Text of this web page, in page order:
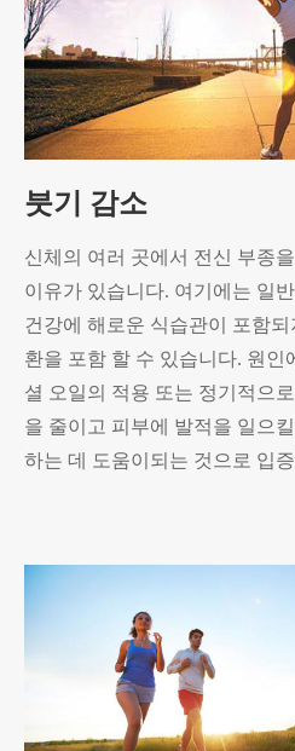
붓기 감소
신체의 여러 곳에서 전신 부종
이유가 있습니다. 여기에는 일
건강에 해로운 식습관이 포함
환을 포함 할 수 있습니다. 원인
셜 오일의 적용 또는 정기적으
을 줄이고 피부에 발적을 일으
하는 데 도움이되는 것으로 입